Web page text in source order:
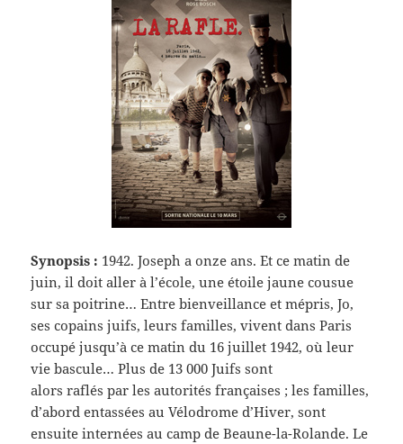
Synopsis : 1942. Joseph a onze ans. Et ce matin de
juin, il doit aller à l’école, une étoile jaune cousue
sur sa poitrine… Entre bienveillance et mépris, Jo,
ses copains juifs, leurs familles, vivent dans Paris
occupé jusqu’à ce matin du 16 juillet 1942, où leur
vie bascule… Plus de 13 000 Juifs sont
alors raflés par les autorités françaises ; les familles,
d’abord entassées au Vélodrome d’Hiver, sont
ensuite internées au camp de Beaune-la-Rolande. Le